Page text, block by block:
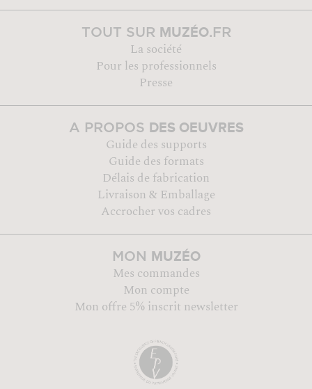
TOUT SUR MUZÉO.FR
La société
Pour les professionnels
Presse
A PROPOS DES OEUVRES
Guide des supports
Guide des formats
Délais de fabrication
Livraison & Emballage
Accrocher vos cadres
MON MUZÉO
Mes commandes
Mon compte
Mon offre 5% inscrit newsletter